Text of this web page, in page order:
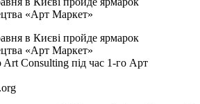
Consulting під час 1-го Арт